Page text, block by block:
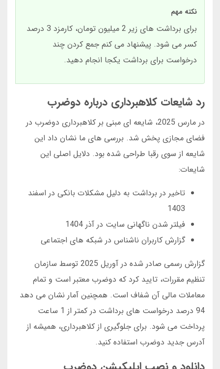
نکته مهم
برای برداشت های زیر 2 میلیون تومان، کارمزد 3 درصد
کسر می شود. پیشنهاد می کنم جمع کردن چند
درخواست برای برداشت یکجا انجام دهید.
رد شایعات کلاهبرداری درباره دوضرب
در مارس 2025، شایعه ای مبنی بر کلاهبرداری دوضرب در
فضای مجازی پخش شد. بررسی های ما نشان داد این
شایعه از سوی رقبا طراحی شده بود. دلایل اصلی این
شایعات:
تاخیر در برداشت به دلیل مشکلات بانکی در اسفند
1403
فیلتر شدن ناگهانی سایت در آذر 1404
گزارش کاربران ناشناس در شبکه های اجتماعی
گزارش رسمی صادر شده در آوریل 2025 توسط سازمان
تنظیم مقررات، تایید کرد که دوضرب معتبر است و تمام
معاملات مالی آن شفاف است. همچنین آمار نشان می دهد
94 درصد درخواست های برداشت در کمتر از 1 ساعت
پرداخت می شود. برای جلوگیری از کلاهبرداری، همیشه از
آدرس جدید دوضرب استفاده کنید.